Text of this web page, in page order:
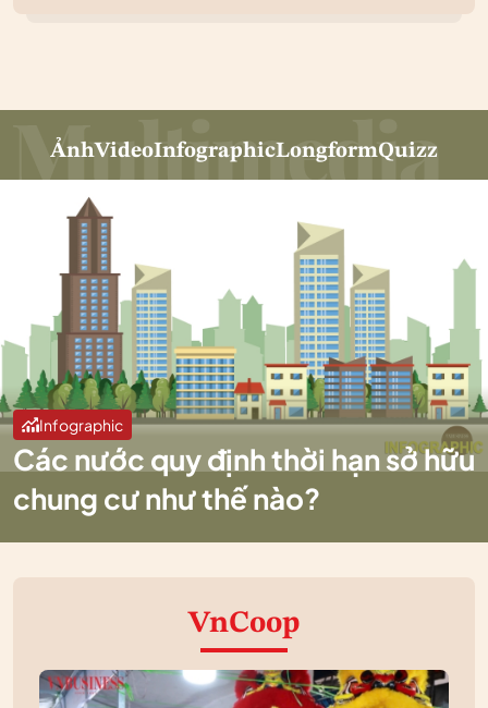
ẢnhVideoInfographicLongformQuizz
Infographic
Các nước quy định thời hạn sở hữu
chung cư như thế nào?
VnCoop